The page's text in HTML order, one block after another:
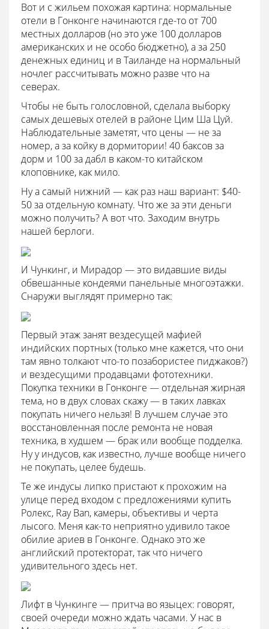
Вот и с жильем похожая картина: нормальные
отели в Гонконге начинаются где-то от 700
местных долларов (но это уже 100 долларов
американских и не особо бюджетно), а за 250
денежных единиц и в Таиланде на нормальный
ночлег рассчитывать можно разве что на
северах.
Чтобы не быть голословной, сделала выборку
самых дешевых отелей в районе Цим Ша Цуй.
Наблюдательные заметят, что цены — не за
номер, а за койку в дормитории! 40 баксов за
дорм и 100 за дабл в каком-то китайском
клоповнике, как мило.
Ну а самый нижний — как раз наш вариант: $40-
50 за отдельную комнату. Что же за эти деньги
можно получить? А вот что. Заходим внутрь
нашей берлоги.
И Чункинг, и Мирадор — это видавшие виды
обвешанные кондеями панельные многоэтажки.
Снаружи выглядят примерно так:
Первый этаж занят вездесущей мафией
индийских портных (только мне кажется, что они
там явно толкают что-то позабористее пиджаков?)
и вездесущими продавцами фототехники.
Покупка техники в Гонконге — отдельная жирная
тема, но в двух словах скажу — в таких лавках
покупать ничего нельзя! В лучшем случае это
восстановленная после ремонта не новая
техника, в худшем — брак или вообще подделка.
Ну у индусов, как известно, лучше вообще ничего
не покупать, целее будешь.
Те же индусы липко пристают к прохожим на
улице перед входом с предложениями купить
Ролекс, Ray Ban, камеры, объективы и черта
лысого. Меня как-то неприятно удивило такое
обилие ариев в Гонконге. Однако это же
английский протекторат, так что ничего
удивительного здесь нет.
Лифт в Чункинге — притча во языцех: говорят,
своей очереди можно ждать часами. У нас в